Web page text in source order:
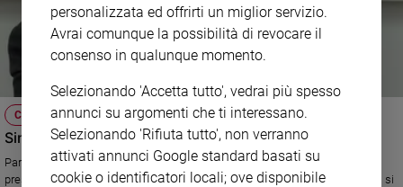
CHIESA
Sinodo: «Sui divorziati troveremo una soluzione»
Parla monsignor Franco Giulio Brambilla, vescovo di Novara e vice-
presidente della Cei. Che spiega: "Sarà una settimana decisiva". Ma "non si
personalizzata ed offrirti un miglior servizio.
Avrai comunque la possibilità di revocare il
consenso in qualunque momento.
Selezionando 'Accetta tutto', vedrai più spesso
annunci su argomenti che ti interessano.
Selezionando 'Rifiuta tutto', non verranno
attivati annunci Google standard basati su
cookie o identificatori locali; ove disponibile